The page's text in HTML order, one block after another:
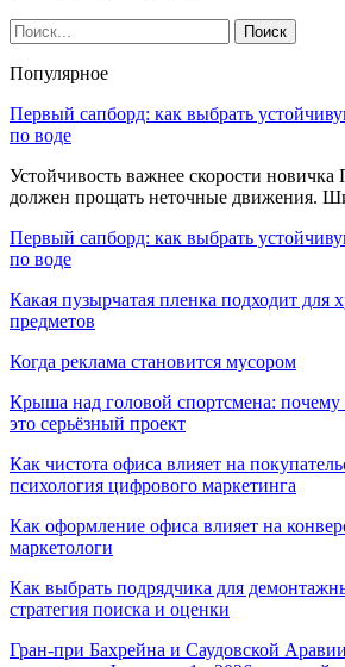
Популярное
Первый сапборд: как выбрать
по воде
Устойчивость важнее скорости
должен прощать неточные движения.
Первый сапборд: как выбрать
по воде
Какая пузырчатая пленка подходит для
предметов
Когда реклама становится мусором
Крыша над головой спортсмена:
это серьёзный проект
Как чистота офиса влияет на
психология цифрового маркетинга
Как оформление офиса влияет на
маркетологи
Как выбрать подрядчика для
стратегия поиска и оценки
Гран-при Бахрейна и Саудовской